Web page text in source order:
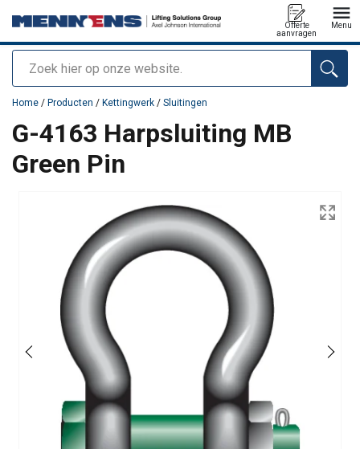
Zoeken
Offerte
aanvragen
Menu
toegevoegd aan uw offerte
Home / Producten / Kettingwerk / Sluitingen
G-4163 Harpsluiting MB
Green Pin